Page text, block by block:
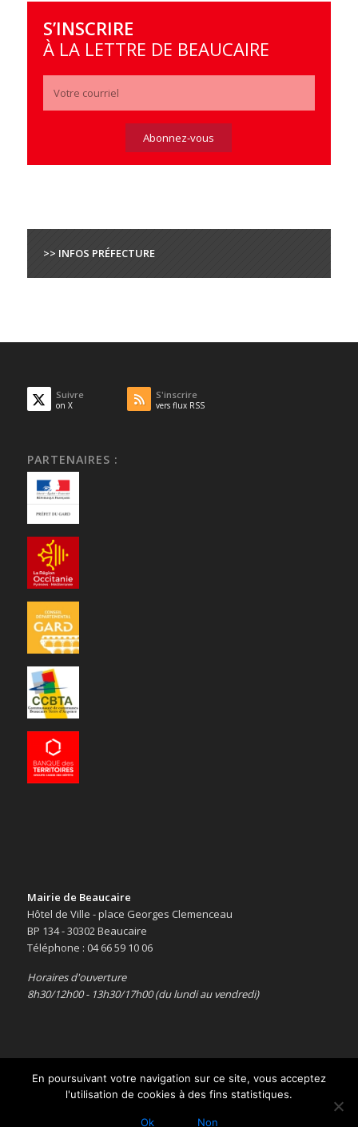
S’INSCRIRE
À LA LETTRE DE BEAUCAIRE
>> INFOS PRÉFECTURE
Suivre
on X
S'inscrire
vers flux RSS
PARTENAIRES :
Mairie de Beaucaire
Hôtel de Ville - place Georges Clemenceau
BP 134 - 30302 Beaucaire
Téléphone : 04 66 59 10 06
Horaires d'ouverture
8h30/12h00 - 13h30/17h00 (du lundi au vendredi)
Copyright © 2016 -Le site officiel de la ville de Beaucaire-Mentions
En poursuivant votre navigation sur ce site, vous acceptez
l'utilisation de cookies à des fins statistiques.
Ok Non